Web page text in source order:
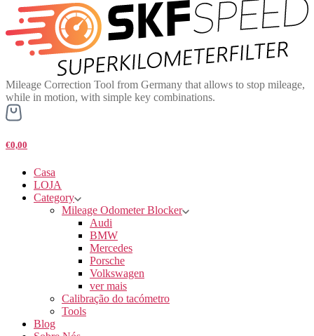
Mileage Correction Tool from Germany that allows to stop mileage,
while in motion, with simple key combinations.
€0,00
Casa
LOJA
Category
Mileage Odometer Blocker
Audi
BMW
Mercedes
Porsche
Volkswagen
ver mais
Calibração do tacómetro
Tools
Blog